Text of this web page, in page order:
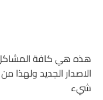
هذه هي كافة
الاصدار الجديد ولهذا
شيء